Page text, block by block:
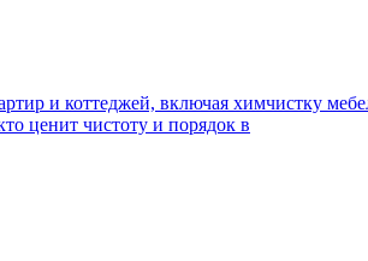
и коттеджей, включая химчистку
ценит чистоту и порядок в